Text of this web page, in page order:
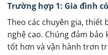
Trường hợp 1: Gia đình
Theo các chuyên gia, thiết
nghệ cao. Chúng đảm bảo
tốt hơn và vận hành trơn